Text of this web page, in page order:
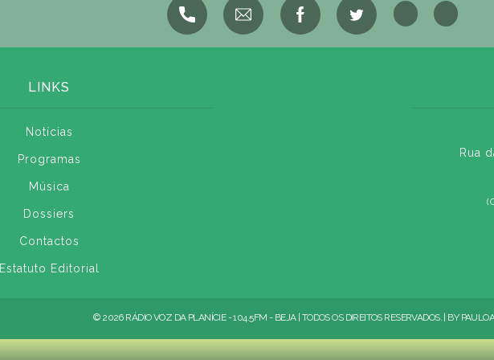
LINKS
Notícias
Programas
Música
Dossiers
Contactos
Estatuto Editorial
Rua
© 2026 RÁDIO VOZ DA PLANÍCIE - 104.5FM - BEJA | TODOS OS DIREITOS RESERVADOS. | BY